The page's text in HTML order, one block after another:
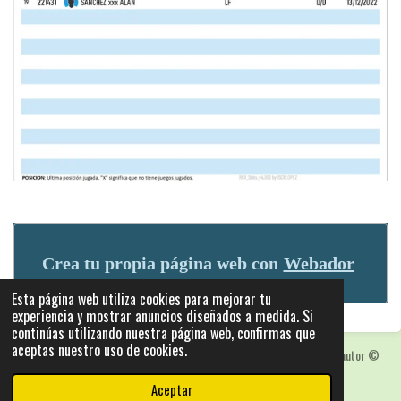
Esta página web utiliza cookies para mejorar tu
experiencia y mostrar anuncios diseñados a medida. Si
continúas utilizando nuestra página web, confirmas que
aceptas nuestro uso de cookies.
Aceptar
Crea tu propia página web con Webador
Las fotografias y logotipos pueden estar protegidas con derechos de autor©
2025: Statics - by ISCRLopez APP_Stats_v5.103